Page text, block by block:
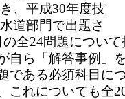
、平成30年度技
道部門で出題さ
全24問題につい
自ら「解答事例」
である必須科目に
これについても全